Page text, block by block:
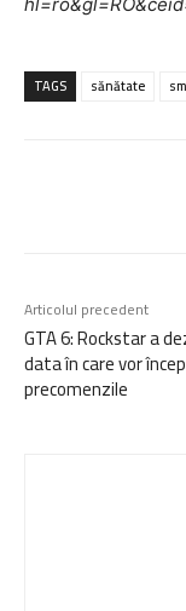
TAGS sănătate
Articolul precedent
GTA 6: Rockstar a
data în care vor
precomenzile